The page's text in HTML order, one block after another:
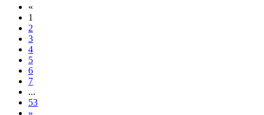
«
1
2
3
4
5
6
7
...
53
»